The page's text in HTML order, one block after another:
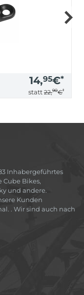
14,95€*
statt 22,90€*
Inhabergeführtes
Cube Bikes,
und andere.
Kunden
. Wir sind auch nach